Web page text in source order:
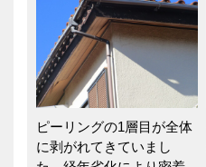
ピーリングの1層目が全体
に剥がれてきていまし